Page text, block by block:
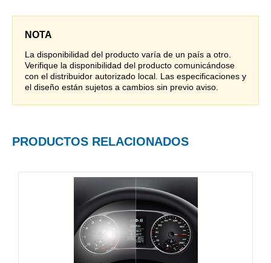
NOTA
La disponibilidad del producto varía de un país a otro.
Verifique la disponibilidad del producto comunicándose
con el distribuidor autorizado local. Las especificaciones y
el diseño están sujetos a cambios sin previo aviso.
PRODUCTOS RELACIONADOS